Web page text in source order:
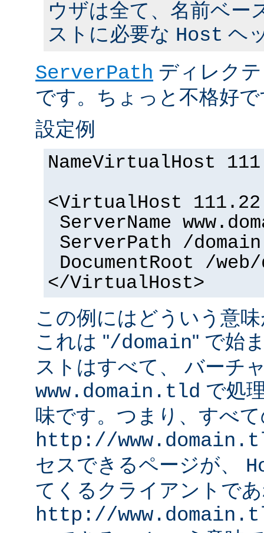
ウザは全て、名前ベー
ストに必要な Host ヘ
ServerPath ディレク
です。ちょっと不格好
設定例
NameVirtualHost
<VirtualHost
ServerName
ServerPath /domain
DocumentRoot /web/
</VirtualHost>
この例にはどういう意
これは "/domain" で始
ストはすべて、 バーチ
www.domain.tld で処
味です。つまり、すべ
http://
セスできるページが、
てくるクライアントで
http://